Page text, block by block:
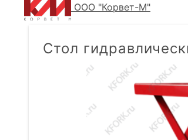
ООО "Корвет-М"
Стол